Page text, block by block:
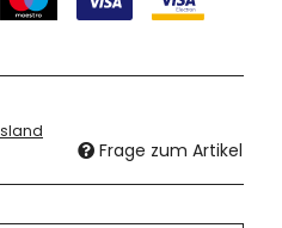
Frage zum Artikel